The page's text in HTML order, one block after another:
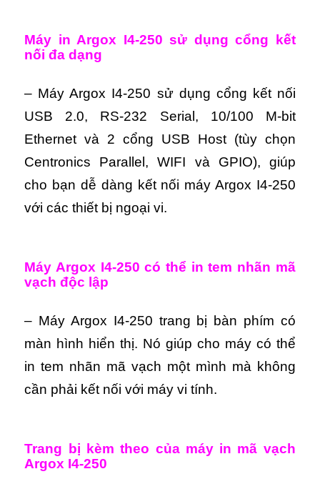
Máy in Argox I4-250 sử dụng cổng kết
nối đa dạng
– Máy Argox I4-250 sử dụng cổng kết nối
USB 2.0, RS-232 Serial, 10/100 M-bit
Ethernet và 2 cổng USB Host (tùy chọn
Centronics Parallel, WIFI và GPIO), giúp
cho bạn dễ dàng kết nối máy Argox I4-250
với các thiết bị ngoại vi.
Máy Argox I4-250 có thể in tem nhãn mã
vạch độc lập
– Máy Argox I4-250 trang bị bàn phím có
màn hình hiển thị. Nó giúp cho máy có thể
in tem nhãn mã vạch một mình mà không
cần phải kết nối với máy vi tính.
Trang bị kèm theo của máy in mã vạch
Argox I4-250